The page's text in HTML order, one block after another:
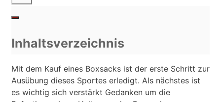
Inhaltsverzeichnis
Mit dem Kauf eines Boxsacks ist der erste Schritt zur
Ausübung dieses Sportes erledigt. Als nächstes ist
es wichtig sich verstärkt Gedanken um die